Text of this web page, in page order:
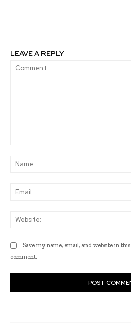
LEAVE A REPLY
Save my name, email, and website in
comment.